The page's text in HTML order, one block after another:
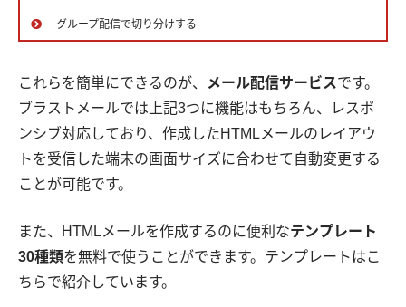
グループ配信で切り分けする
これらを簡単にできるのが、 メール配信サービスです。
ブラストメールでは上記3つに機能はもちろん、レスポ
ンシブ対応しており、作成したHTMLメールのレイアウ
トを受信した端末の画面サイズに合わせて自動変更する
ことが可能です。
また、HTMLメールを作成するのに便利なテンプレート
30種類を無料で使うことができます。テンプレートはこ
ちらで紹介しています。